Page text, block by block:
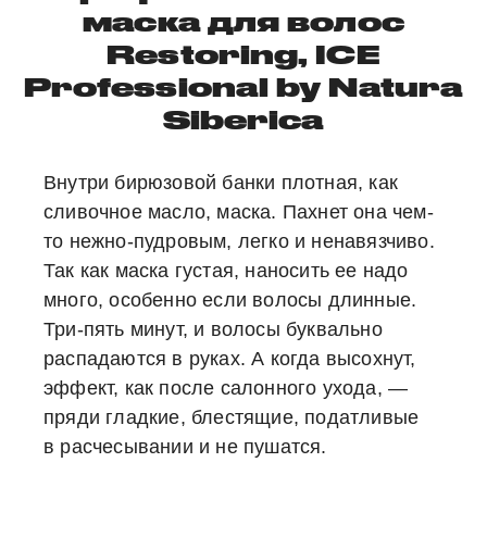
маска для волос
Restoring, ICE
Professional by Natura
Siberica
Внутри бирюзовой банки плотная, как
сливочное масло, маска. Пахнет она чем-
то нежно-пудровым, легко и ненавязчиво.
Так как маска густая, наносить ее надо
много, особенно если волосы длинные.
Три-пять минут, и волосы буквально
распадаются в руках. А когда высохнут,
эффект, как после салонного ухода, —
пряди гладкие, блестящие, податливые
в расчесывании и не пушатся.